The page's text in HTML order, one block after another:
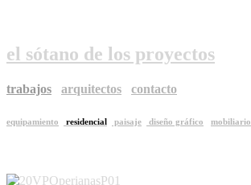
el sótano de los proyectos
trabajos arquitectos contacto
equipamiento residencial paisaje diseño gráfico mobiliario